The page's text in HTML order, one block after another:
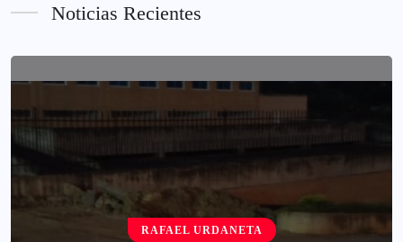
Noticias Recientes
RAFAEL URDANETA